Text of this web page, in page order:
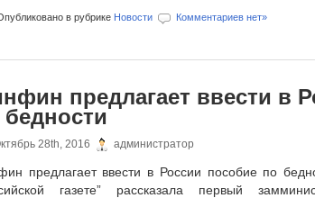
в рубрике Новости Комментариев нет»
предлагает ввести в
28th, 2016 администратор
предлагает ввести в России пособие по
газете” рассказала первый